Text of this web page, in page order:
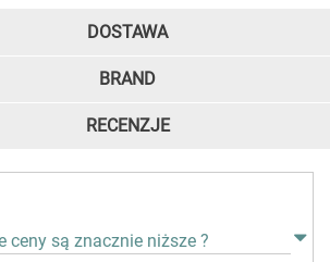
DOSTAWA
BRAND
RECENZJE
ceny są znacznie niższe ?